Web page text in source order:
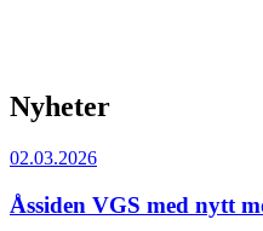
Nyheter
02.03.2026
Åssiden VGS med nytt